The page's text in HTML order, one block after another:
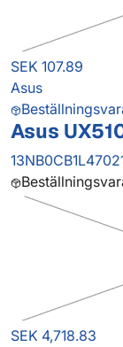
SEK 107.89
Asus
Asus
SEK 4,718.83